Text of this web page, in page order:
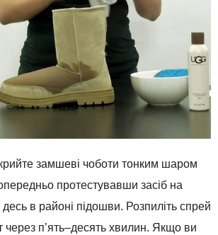
замшеві чоботи тонким шаром
протестувавши засіб на
десь в районі підошви. Розпиліть спрей
через п’ять–десять хвилин. Якщо ви